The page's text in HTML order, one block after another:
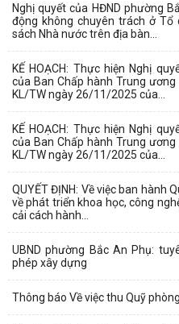
Nghị quyết của HĐND phường
động không chuyên trách ở
sách Nhà nước trên địa bàn...
KẾ HOẠCH: Thực hiện Nghị
của Ban Chấp hành Trung
KL/TW ngày 26/11/2025 của...
KẾ HOẠCH: Thực hiện Nghị
của Ban Chấp hành Trung
KL/TW ngày 26/11/2025 của...
QUYẾT ĐỊNH: Về việc ban hành
về phát triển khoa học, công
cải cách hành...
UBND phường Bắc An Phụ:
phép xây dựng
Thông báo Về việc thu Quỹ